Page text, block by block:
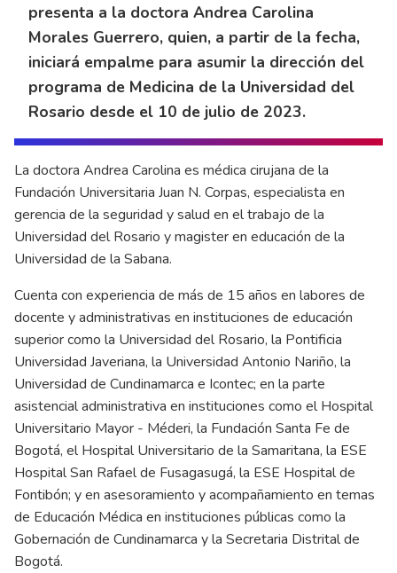
presenta a la doctora Andrea Carolina
Morales Guerrero, quien, a partir de la fecha,
iniciará empalme para asumir la dirección del
programa de Medicina de la Universidad del
Rosario desde el 10 de julio de 2023.
La doctora Andrea Carolina es médica cirujana de la
Fundación Universitaria Juan N. Corpas, especialista en
gerencia de la seguridad y salud en el trabajo de la
Universidad del Rosario y magister en educación de la
Universidad de la Sabana.
Cuenta con experiencia de más de 15 años en labores de
docente y administrativas en instituciones de educación
superior como la Universidad del Rosario, la Pontificia
Universidad Javeriana, la Universidad Antonio Nariño, la
Universidad de Cundinamarca e Icontec; en la parte
asistencial administrativa en instituciones como el Hospital
Universitario Mayor - Méderi, la Fundación Santa Fe de
Bogotá, el Hospital Universitario de la Samaritana, la ESE
Hospital San Rafael de Fusagasugá, la ESE Hospital de
Fontibón; y en asesoramiento y acompañamiento en temas
de Educación Médica en instituciones públicas como la
Gobernación de Cundinamarca y la Secretaria Distrital de
Bogotá.